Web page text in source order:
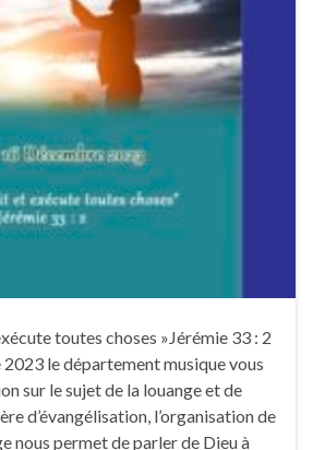
toutes choses »Jérémie 33 : 2
2023 le département musique vous
sur le sujet de la louange et de
d’évangélisation, l’organisation de
nous permet de parler de Dieu à